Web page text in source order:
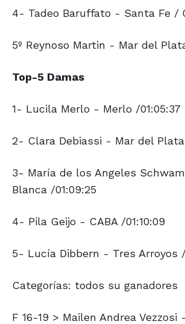
4- Tadeo Baruffato - Santa Fe /
5º Reynoso Martin - Mar del
Top-5 Damas
1- Lucila Merlo - Merlo /01:05:37
2- Clara Debiassi - Mar del Plata
3- María de los Angeles
Blanca /01:09:25
4- Pila Geijo - CABA /01:10:09
5- Lucía Dibbern - Tres Arroyos /
Categorías: todos su ganadores
F 16-19 > Mailen Andrea Vezzosi